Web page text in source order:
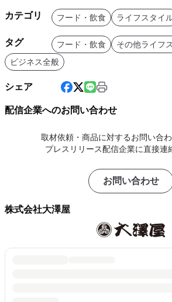
カテゴリ フード・飲食 ライフスタイ
タグ フード・飲食
その他ライフ
ビジネス全般
シェア
配信企業へのお問い合わせ
取材依頼・商品に対するお問い合わ
プレスリリース配信企業に直接連
お問い合わせ
株式会社大澤屋